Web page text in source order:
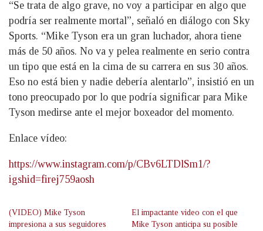
“Se trata de algo grave, no voy a participar en algo que
podría ser realmente mortal”, señaló en diálogo con Sky
Sports. “Mike Tyson era un gran luchador, ahora tiene
más de 50 años. No va y pelea realmente en serio contra
un tipo que está en la cima de su carrera en sus 30 años.
Eso no está bien y nadie debería alentarlo”, insistió en un
tono preocupado por lo que podría significar para Mike
Tyson medirse ante el mejor boxeador del momento.
Enlace vídeo:
https://www.instagram.com/p/CBv6LTDlSm1/?
igshid=firej759aosh
(VIDEO) Mike Tyson
impresiona a sus seguidores
El impactante video con el que
Mike Tyson anticipa su posible